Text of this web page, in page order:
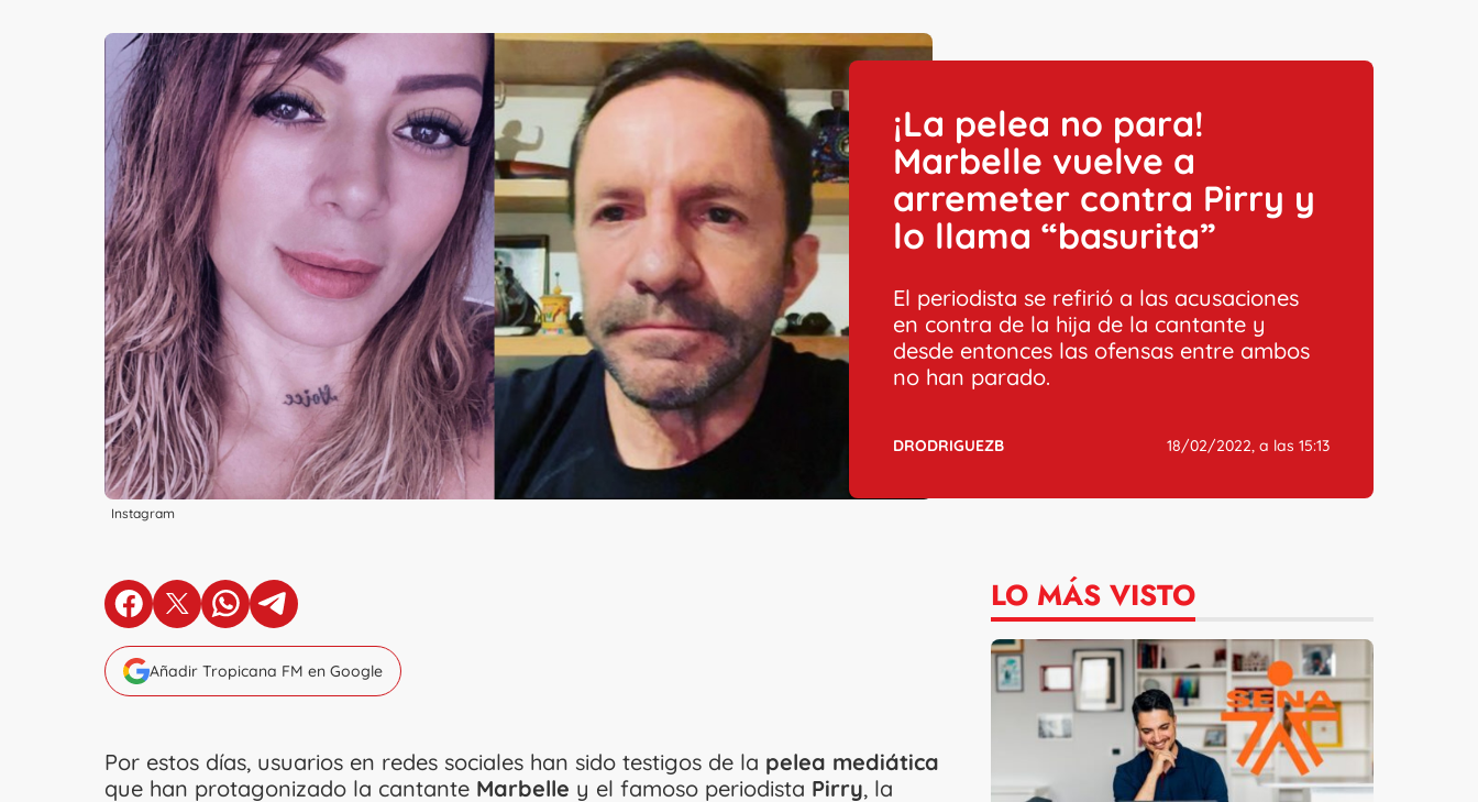
Instagram
¡La pelea no para!
Marbelle vuelve a
arremeter contra Pirry y
lo llama “basurita”
El periodista se refirió a las acusaciones
en contra de la hija de la cantante y
desde entonces las ofensas entre ambos
no han parado.
DRODRIGUEZB 18/02/2022, a las 15:13
en Facebook
en X en Whatsapp
en Telegram
Añadir Tropicana FM en Google
Por estos días, usuarios en redes sociales han sido testigos de la pelea mediática
que han protagonizado la cantante Marbelle y el famoso periodista Pirry, la
LO MÁS VISTO